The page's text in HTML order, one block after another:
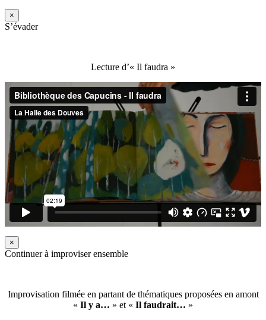
×
S’évader
Lecture d’« Il faudra »
×
Continuer à improviser ensemble
Improvisation filmée en partant de thématiques proposées en amont
« Il y a… » et « Il faudrait… »